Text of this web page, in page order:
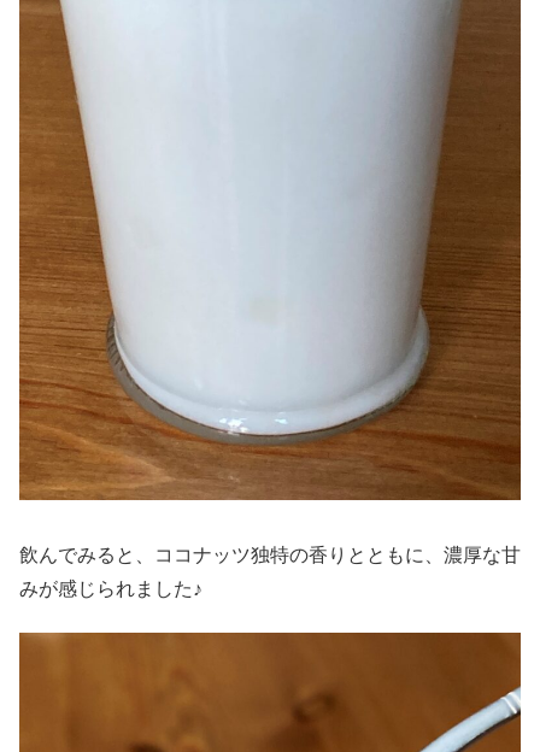
飲んでみると、ココナッツ独特の香りとともに、濃厚な甘
みが感じられました♪